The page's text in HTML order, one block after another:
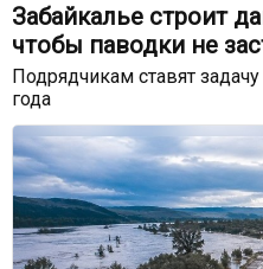
Забайкалье строит
чтобы паводки не
Подрядчикам ставят
года